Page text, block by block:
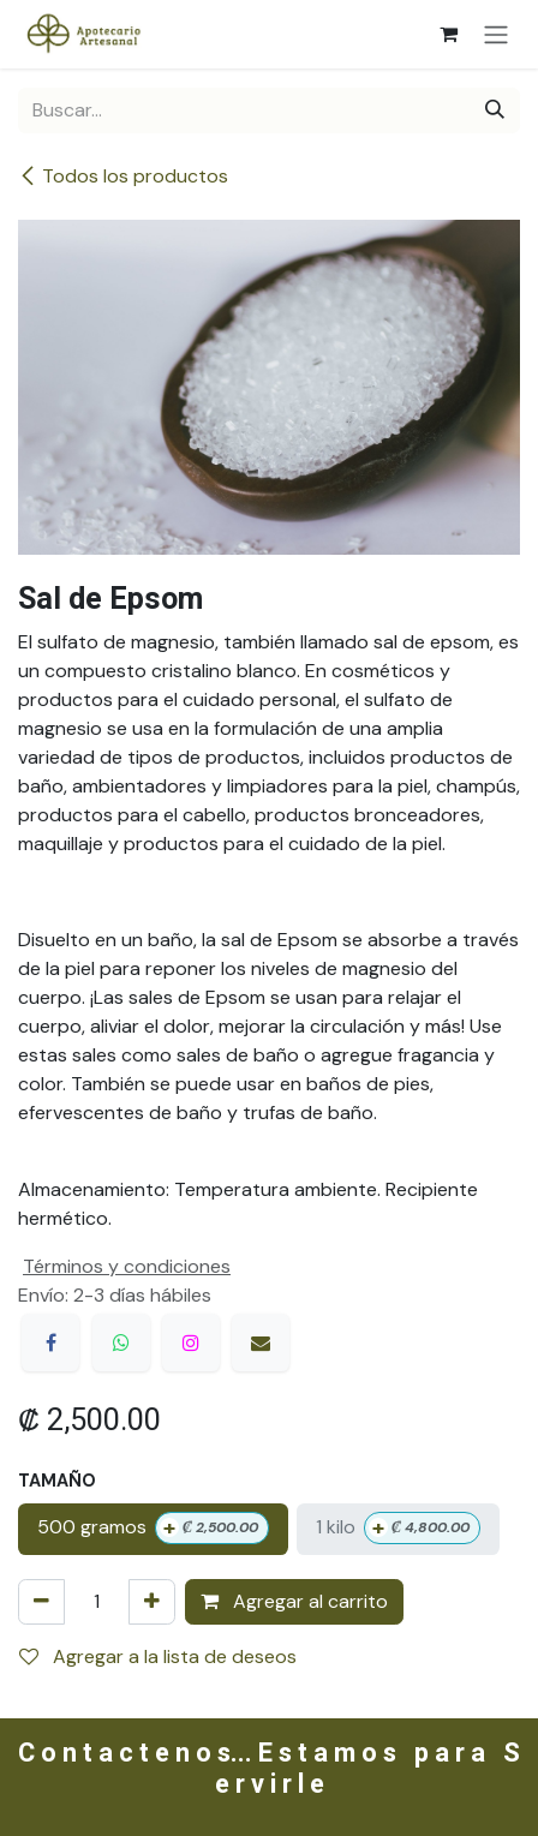
Ir al contenido
Todos los productos
Sal de Epsom
El sulfato de magnesio, también llamado sal de epsom, es
un compuesto cristalino blanco. En cosméticos y
productos para el cuidado personal, el sulfato de
magnesio se usa en la formulación de una amplia
variedad de tipos de productos, incluidos productos de
baño, ambientadores y limpiadores para la piel, champús,
productos para el cabello, productos bronceadores,
maquillaje y productos para el cuidado de la piel.
Disuelto en un baño, la sal de Epsom se absorbe a través
de la piel para reponer los niveles de magnesio del
cuerpo. ¡Las sales de Epsom se usan para relajar el
cuerpo, aliviar el dolor, mejorar la circulación y más! Use
estas sales como sales de baño o agregue fragancia y
color. También se puede usar en baños de pies,
efervescentes de baño y trufas de baño.
Almacenamiento: Temperatura ambiente. Recipiente
hermético.
₡ 2,500.00
TAMAÑO
500 gramos + ₡2,500.00 1 kilo + ₡4,800.00
Agregar al carrito
Agregar a la lista de deseos
Términos y condiciones
Envío: 2-3 días hábiles
C o n t a c t e n o s... E s t a m o s p a r a S
e r v i r l e